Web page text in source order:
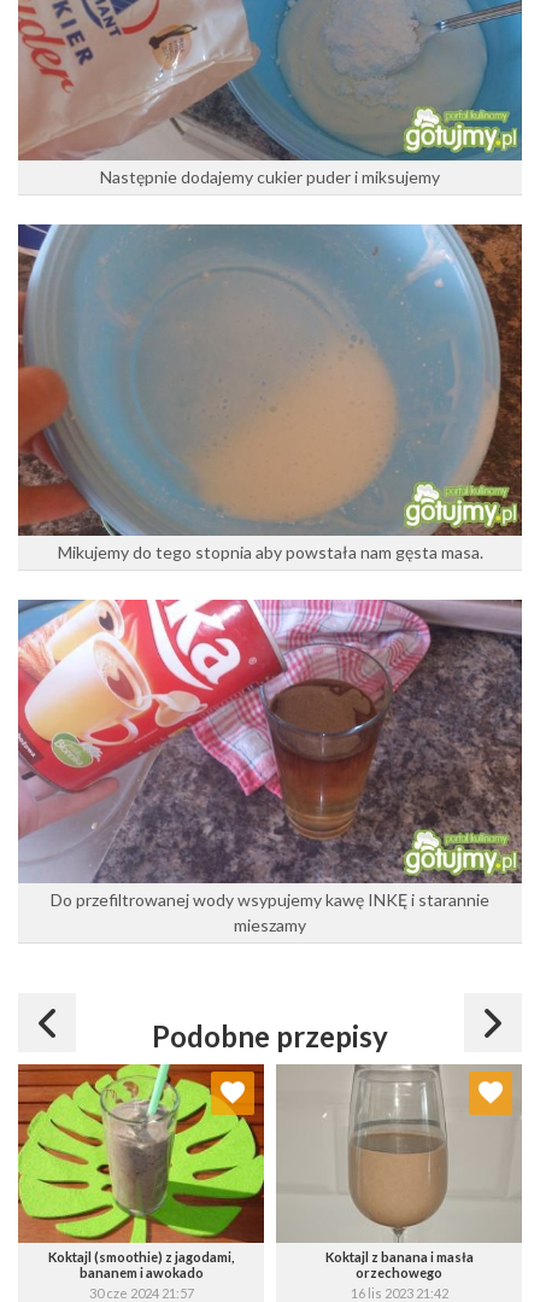
Następnie dodajemy cukier puder i miksujemy
Mikujemy do tego stopnia aby powstała nam gęsta masa.
Do przefiltrowanej wody wsypujemy kawę INKĘ i starannie
mieszamy
Podobne przepisy
Koktajl (smoothie) z jagodami,
bananem i awokado
30 cze 2024 21:57
Dodaj do ulubionych
Wybierz listę:
Koktajl z banana i masła
orzechowego
16 lis 2023 21:42
Dodaj do ulubionych
Wybierz listę: